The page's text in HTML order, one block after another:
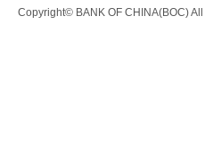
Copyright© BANK OF CHINA(BOC)